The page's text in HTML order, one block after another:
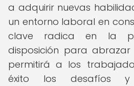
a adquirir nuevas
un entorno laboral en
clave radica en la
disposición para
permitirá a los
éxito los desafíos y